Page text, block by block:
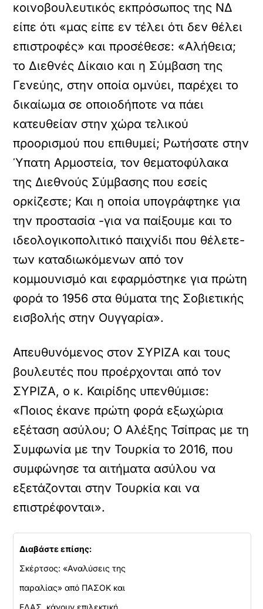
κοινοβουλευτικός εκπρόσωπος της ΝΔ
είπε ότι «μας είπε εν τέλει ότι δεν θέλει
επιστροφές» και προσέθεσε: «Αλήθεια;
το Διεθνές Δίκαιο και η Σύμβαση της
Γενεύης, στην οποία ομνύει, παρέχει το
δικαίωμα σε οποιοδήποτε να πάει
κατευθείαν στην χώρα τελικού
προορισμού που επιθυμεί; Ρωτήσατε στην
Ύπατη Αρμοστεία, τον θεματοφύλακα
της Διεθνούς Σύμβασης που εσείς
ορκίζεστε; Και η οποία υπογράφτηκε για
την προστασία -για να παίξουμε και το
ιδεολογικοπολιτικό παιχνίδι που θέλετε-
των καταδιωκόμενων από τον
κομμουνισμό και εφαρμόστηκε για πρώτη
φορά το 1956 στα θύματα της Σοβιετικής
εισβολής στην Ουγγαρία».
Απευθυνόμενος στον ΣΥΡΙΖΑ και τους
βουλευτές που προέρχονται από τον
ΣΥΡΙΖΑ, ο κ. Καιρίδης υπενθύμισε:
«Ποιος έκανε πρώτη φορά εξωχώρια
εξέταση ασύλου; Ο Αλέξης Τσίπρας με τη
Συμφωνία με την Τουρκία το 2016, που
συμφώνησε τα αιτήματα ασύλου να
εξετάζονται στην Τουρκία και να
επιστρέφονται».
Διαβάστε επίσης:
Σκέρτσος: «Αναλύσεις της
παραλίας» από ΠΑΣΟΚ και
ΕΛΑΣ, κάνουν επιλεκτική